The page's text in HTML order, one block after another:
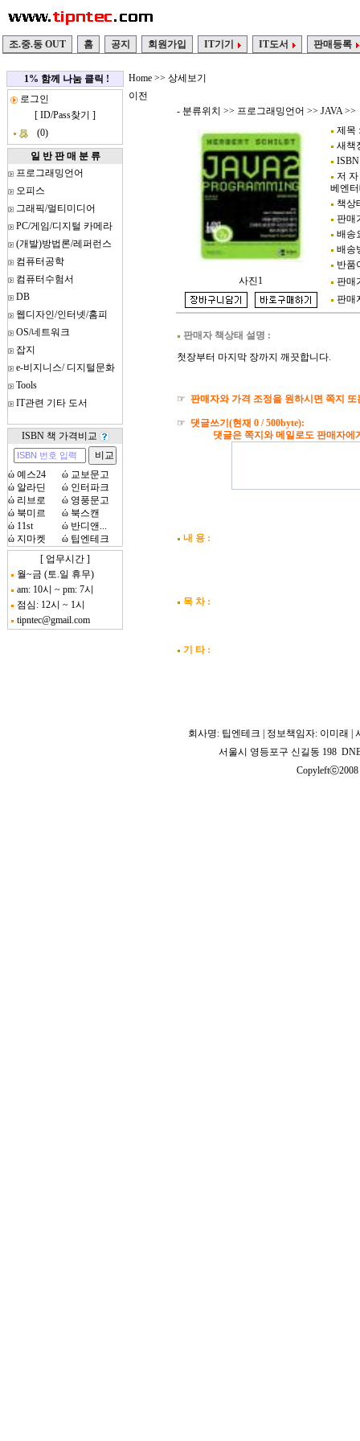
조.중.동 OUT 홈 공지 회원가입 IT기기 IT도서 판매등록
1% 함께 나눔 클릭 !
로그인
[ ID/Pass찾기 ]
(0)
일 반 판 매 분 류
프로그래밍언어
오피스
그래픽/멀티미디어
PC/게임/디지털 카메라
(개발)방법론/레퍼런스
컴퓨터공학
컴퓨터수험서
DB
웹디자인/인터넷/홈피
OS/네트워크
잡지
e-비지니스/ 디지털문화
Tools
IT관련 기타 도서
ISBN 책 가격비교
ώ 예스24 ώ 교보문고
ώ 알라딘 ώ 인터파크
ώ 리브로 ώ 영풍문고
ώ 북미르 ώ 북스캔
ώ 11st ώ 반디앤...
ώ 지마켓 ώ 팁엔테크
[ 업무시간 ]
월~금 (토.일 휴무)
am: 10시 ~ pm: 7시
점심: 12시 ~ 1시
tipntec@gmail.com
Home >> 상세보기
이전
- 분류위치 >> 프로그래밍언어 >> JAVA>>
제목
새책
ISBN
저
베엔
책상
판매
배송
배송
반품
판매
판매
사진1
판매자 책상태 설명 :
첫장부터 마지막 장까지 깨끗합니다.
☞ 판매자와 가격 조정을 원하시면 쪽지
☞ 댓글쓰기(현재 0 / 500byte):
댓글은 쪽지와 메일로도 판매자에게
내 용 :
목 차 :
기 타 :
회사명: 팁엔테크 | 정보책임자: 이미래 |
서울시 영등포구 신길동 198
Copyleftⓒ2008